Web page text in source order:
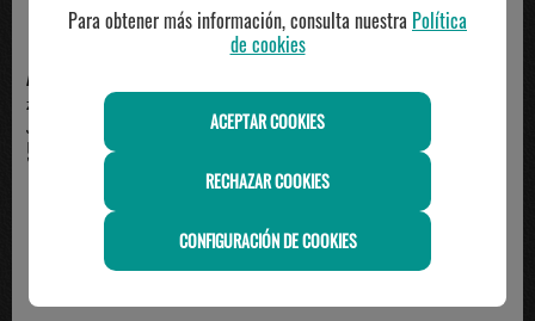
ADIDAS
zapatilla adidas junior SPIRITAIN
J, blanco
59.95€
Zapatillas Infantiles Adidas
Spiritain J Negro ...
Para obtener más información, consulta nuestra Política
de cookies
ACEPTAR COOKIES
RECHAZAR COOKIES
CONFIGURACIÓN DE COOKIES